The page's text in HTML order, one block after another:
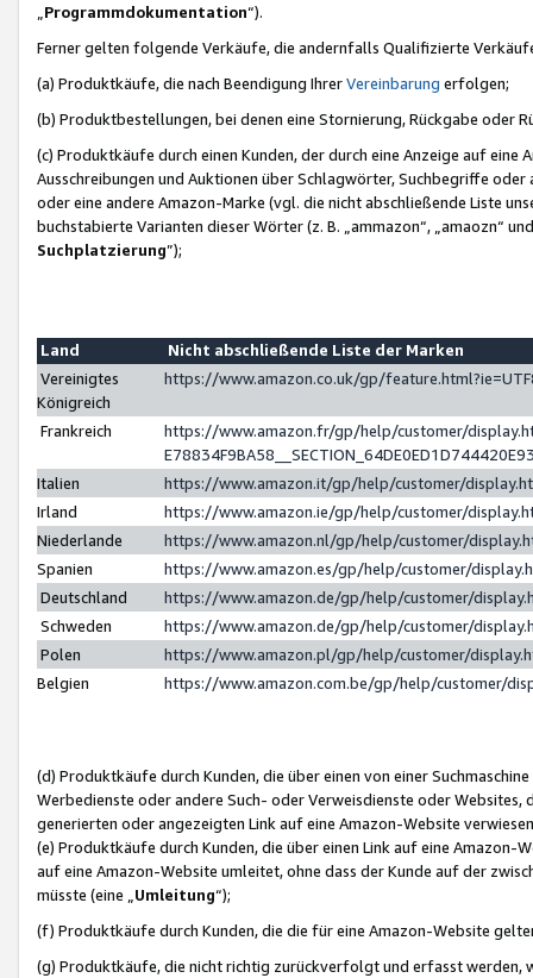
Programmdokumentation“).
Ferner gelten folgende Verkäufe, die andernfalls Qualifizierte
(a) Produktkäufe, die nach Beendigung IhrerVereinbarung erfolgen;
(b) Produktbestellungen, bei denen eine Stornierung, Rückgabe oder
(c) Produktkäufe durch einen Kunden, der durch eine Anzeige auf
Ausschreibungen und Auktionen über Schlagwörter, Suchbegriffe
oder eine andere Amazon-Marke (vgl. die nicht abschließende Liste
buchstabierte Varianten dieser Wörter (z. B. „ammazon“, „amaozn“
Suchplatzierung”);
Land
Nicht abschließende Liste der Marken
Vereinigtes
Königreich
https://www.amazon.co.uk/gp/
Frankreich
https://www.amazon.fr/gp/help/customer/
Italien
https://www.amazon.it/gp/help/customer/
Irland
https://www.amazon.ie/gp/help/customer/
Niederlande
https://www.amazon.nl/gp/help/customer/
Spanien
https://www.amazon.es/gp/help/customer/
Deutschland
https://www.amazon.de/gp/help/customer/
Schweden
https://www.amazon.de/gp/help/customer/
Polen
https://www.amazon.pl/gp/help/customer/
Belgien
https://www.amazon.com.be/gp/help/customer/
(d) Produktkäufe durch Kunden, die über einen von einer
Werbedienste oder andere Such- oder Verweisdienste oder Websites,
generierten oder angezeigten Link auf eine Amazon-Website
(e) Produktkäufe durch Kunden, die über einen Link auf eine
auf eine Amazon-Website umleitet, ohne dass der Kunde auf der
müsste (eine „ Umleitung“);
(f) Produktkäufe durch Kunden, die die für eine Amazon-Website
(g) Produktkäufe, die nicht richtig zurückverfolgt und erfasst werden,